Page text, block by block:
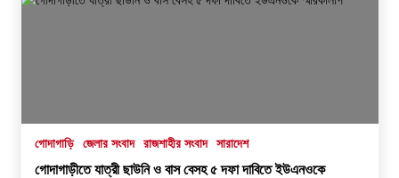
গোদাগাড়ি জেলার সংবাদ রাজশাহীর সংবাদ সারাদেশ
গোদাগাড়ীতে যাত্রী ছাউনি ও বাস বেসহ ৫ দফা দাবিতে ইউএনওকে